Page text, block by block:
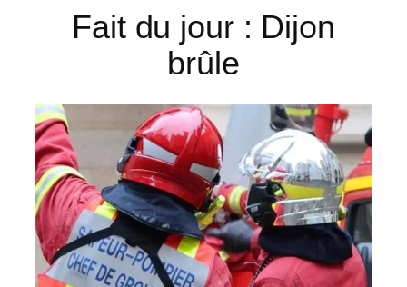
Fait du jour : Dijon
brûle